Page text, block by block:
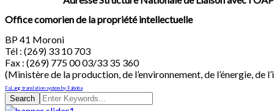
Office comorien de la propriété intellectuelle
BP 41 Moroni
Tél : (269) 33 10 703
Fax : (269) 775 00 03/33 35 360
(Ministère de la production, de l’environnement, de l’énergie, de
FaLang translation system by Faboba
Search